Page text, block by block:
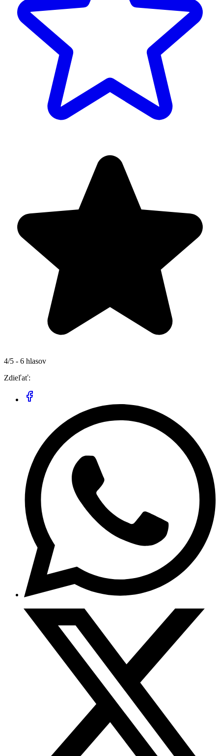
4/5 - 6 hlasov
Zdieľať: